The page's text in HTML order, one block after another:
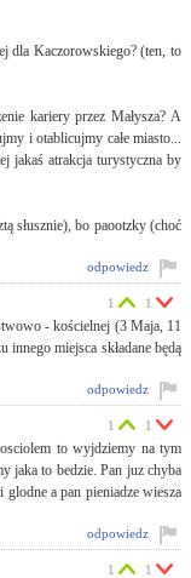
dla Kaczorowskiego? (ten, to
kariery przez Małysza? A
i otablicujmy całe miasto...
jakaś atrakcja turystyczna by
słusznie), bo paootzky (choć
odpowiedz
- kościelnej (3 Maja, 11
miejsca składane będą
1 1
odpowiedz
to wyjdziemy na tym
jaka to bedzie. Pan juz chyba
a pan pieniadze wiesza
1 1
odpowiedz
1 1